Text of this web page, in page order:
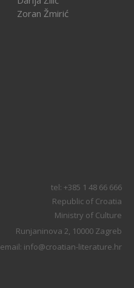
Zoran Žmirić
tel: +385 1 48 66 666
Republic of Croatia
Ministry of Culture
Runjaninova 2, 10000 Zagreb
email: info@croatian-literature.hr